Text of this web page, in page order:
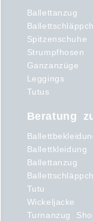
Ballettanzug
Spitzenschuhe
Strumpfhosen
Ganzanzüge
Leggings
Tutus
Beratung
Ballettkleidung
Ballettanzug
Tutu
Wickeljacke
Turnanzug